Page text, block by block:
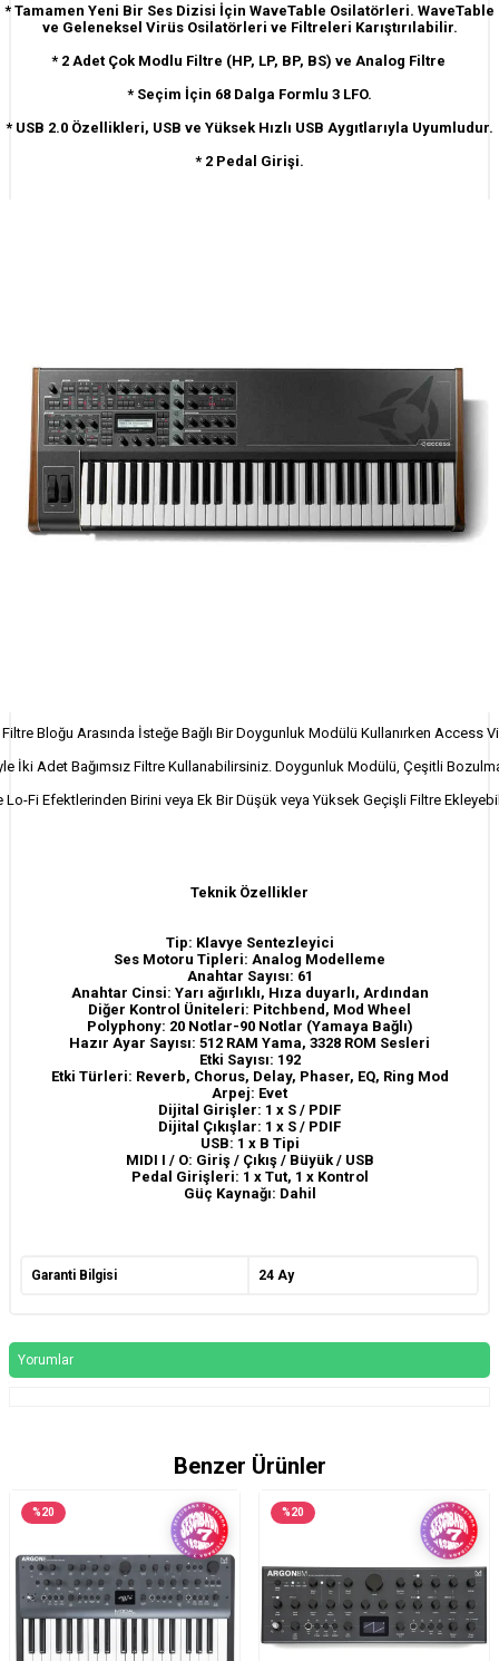
* Tamamen Yeni Bir Ses Dizisi İçin WaveTable Osilatörleri. WaveTable
ve Geleneksel Virüs Osilatörleri ve Filtreleri Karıştırılabilir.
* 2 Adet Çok Modlu Filtre (HP, LP, BP, BS) ve Analog Filtre
* Seçim İçin 68 Dalga Formlu 3 LFO.
* USB 2.0 Özellikleri, USB ve Yüksek Hızlı USB Aygıtlarıyla Uyumludur.
* 2 Pedal Girişi.
Bloğu Arasında İsteğe Bağlı Bir Doygunluk Modülü Kullanırken Access
İki Adet Bağımsız Filtre Kullanabilirsiniz. Doygunluk Modülü, Çeşitli
Lo-Fi Efektlerinden Birini veya Ek Bir Düşük veya Yüksek Geçişli Filtre
Teknik Özellikler
Tip: Klavye Sentezleyici
Ses Motoru Tipleri: Analog Modelleme
Anahtar Sayısı: 61
Anahtar Cinsi: Yarı ağırlıklı, Hıza duyarlı, Ardından
Diğer Kontrol Üniteleri: Pitchbend, Mod Wheel
Polyphony: 20 Notlar-90 Notlar (Yamaya Bağlı)
Hazır Ayar Sayısı: 512 RAM Yama, 3328 ROM Sesleri
Etki Sayısı: 192
Etki Türleri: Reverb, Chorus, Delay, Phaser, EQ, Ring Mod
Arpej: Evet
Dijital Girişler: 1 x S / PDIF
Dijital Çıkışlar: 1 x S / PDIF
USB: 1 x B Tipi
MIDI I / O: Giriş / Çıkış / Büyük / USB
Pedal Girişleri: 1 x Tut, 1 x Kontrol
Güç Kaynağı: Dahil
Garanti Bilgisi 24 Ay
Yorumlar
Benzer Ürünler
%20 %20